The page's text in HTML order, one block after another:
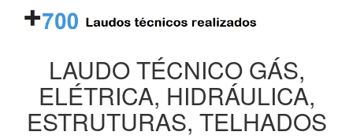
LAUDO TÉCNICO GÁS,
ELÉTRICA, HIDRÁULICA,
ESTRUTURAS, TELHADOS